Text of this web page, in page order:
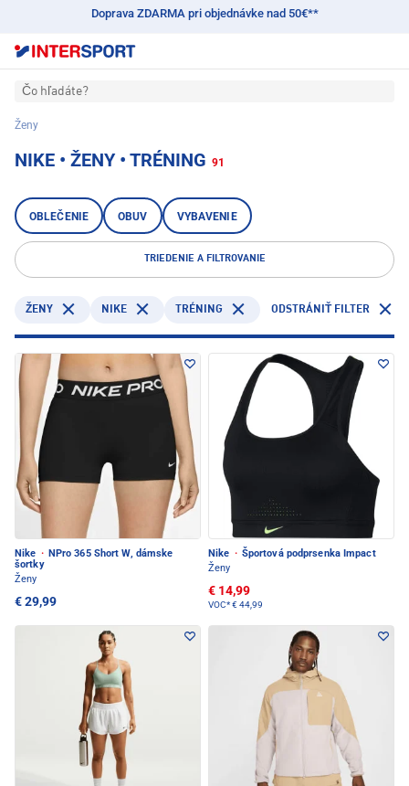
Doprava ZDARMA pri objednávke nad 50€**
Čo hľadáte?
Ženy
NIKE • ŽENY • TRÉNING 91
OBLEČENIE OBUV VYBAVENIE
TRIEDENIE A FILTROVANIE
ŽENY NIKE TRÉNING ODSTRÁNIŤ FILTER
Nike · NPro 365 Short W, dámske
šortky
Ženy
€ 29,99
Nike · Športová podprsenka Impact
Ženy
€ 14,99
VOC*€ 44,99